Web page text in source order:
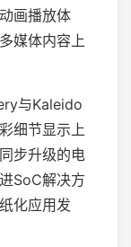
画播放体
媒体内容上
与Kaleido
细节显示上
步升级的电
SoC解决方
化应用发